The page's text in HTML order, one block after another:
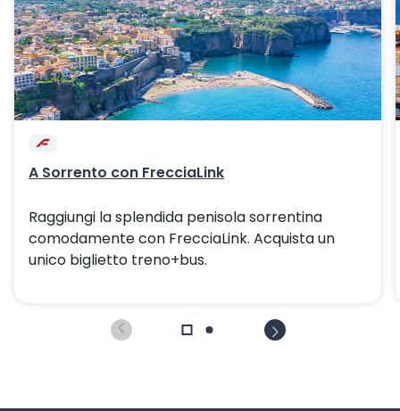
A Sorrento con FrecciaLink
Raggiungi la splendida penisola sorrentina
comodamente con FrecciaLink. Acquista un
unico biglietto treno+bus.